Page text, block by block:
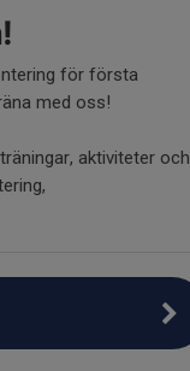
för första
med oss!
aktiviteter och